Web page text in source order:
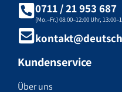
0711 / 21 953 687
(Mo.–Fr.) 08:00–12:00 Uhr,
Kundenservice
Über uns